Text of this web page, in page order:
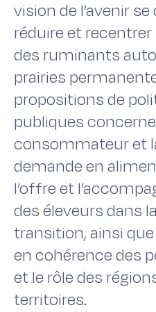
vision de l’avenir se
réduire et recentrer
des ruminants
prairies
propositions de
publiques
consommateur et
demande en
l’offre et
des éleveurs dans la
transition, ainsi
en cohérence des
et le rôle des
territoires.